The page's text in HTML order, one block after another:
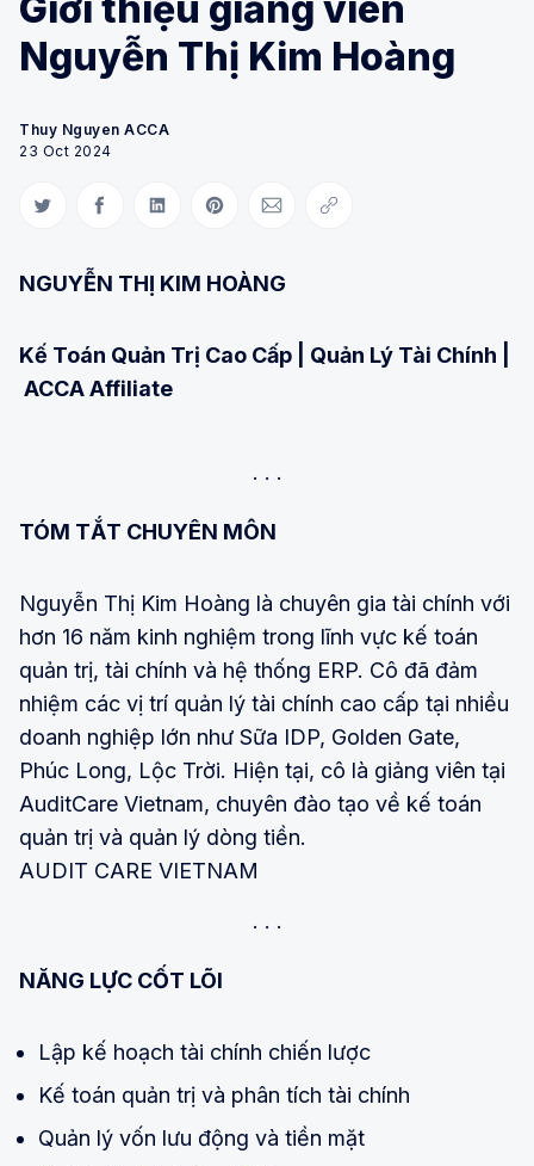
Nguyễn Thị Kim Hoàng
Thuy Nguyen ACCA
23 Oct 2024
Share on Twitter
Share on Facebook
Share on LinkedIn
Share on Pinterest
Share via Email
Copy link
NGUYỄN THỊ KIM HOÀNG
Kế Toán Quản Trị Cao Cấp | Quản Lý Tài Chính |
ACCA Affiliate
TÓM TẮT CHUYÊN MÔN
Nguyễn Thị Kim Hoàng là chuyên gia tài chính với
hơn 16 năm kinh nghiệm trong lĩnh vực kế toán
quản trị, tài chính và hệ thống ERP. Cô đã đảm
nhiệm các vị trí quản lý tài chính cao cấp tại nhiều
doanh nghiệp lớn như Sữa IDP, Golden Gate,
Phúc Long, Lộc Trời. Hiện tại, cô là giảng viên tại
AuditCare Vietnam, chuyên đào tạo về kế toán
quản trị và quản lý dòng tiền.
AUDIT CARE VIETNAM
NĂNG LỰC CỐT LÕI
Lập kế hoạch tài chính chiến lược
Kế toán quản trị và phân tích tài chính
Quản lý vốn lưu động và tiền mặt